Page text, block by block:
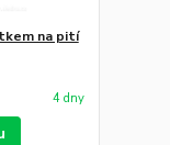
na pití
4 dny